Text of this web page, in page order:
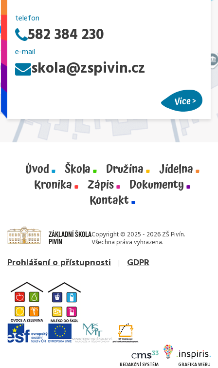
telefon
582 384 230
e-mail
skola@zspivin.cz
Více
Úvod Škola Družina
Jídelna
Kronika
Zápis
Dokumenty
Kontakt
ZÁKLADNÍ ŠKOLA
PIVÍN
Copyright © 2025 - 2026 ZŠ Pivín.
Všechna práva vyhrazena.
Prohlášení o přístupnosti GDPR
REDAKČNÍ SYSTÉM GRAFIKA WEBU